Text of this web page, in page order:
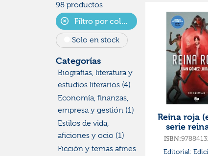
98 productos
Filtro por colecciones
Solo en stock
Categorías
Biografías, literatura y
estudios literarios (4)
Economía, finanzas,
empresa y gestión (1)
Estilos de vida,
aficiones y ocio (1)
Ficción y temas afines
Reina roja
serie
versión
ISBN:
Editorial: